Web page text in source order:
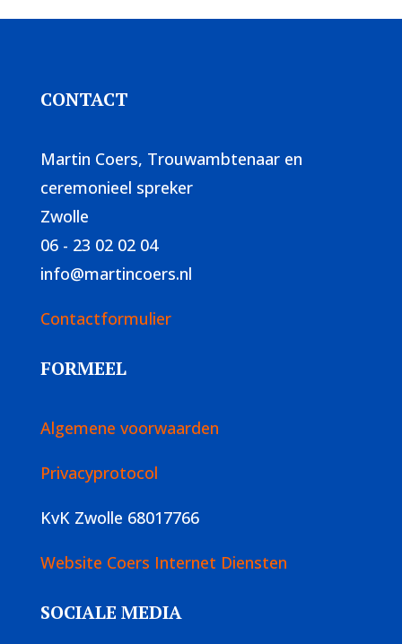
CONTACT
Martin Coers, Trouwambtenaar en
ceremonieel spreker
Zwolle
06 - 23 02 02 04
info@martincoers.nl
Contactformulier
FORMEEL
Algemene voorwaarden
Privacyprotocol
KvK Zwolle 68017766
Website Coers Internet Diensten
SOCIALE MEDIA